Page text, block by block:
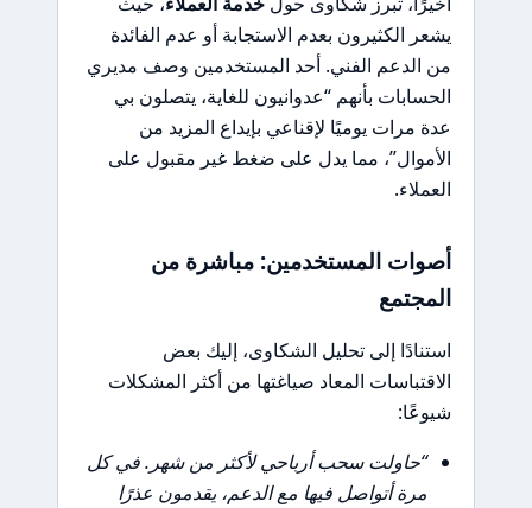
يشعر الكثيرون بعدم الاستجابة أو عدم الفائدة
من الدعم الفني. أحد المستخدمين وصف مديري
الحسابات بأنهم “عدوانيون للغاية، يتصلون بي
عدة مرات يوميًا لإقناعي بإيداع المزيد من
الأموال”، مما يدل على ضغط غير مقبول على
العملاء.
أصوات المستخدمين: مباشرة من
المجتمع
استنادًا إلى تحليل الشكاوى، إليك بعض
الاقتباسات المعاد صياغتها من أكثر المشكلات
شيوعًا:
“حاولت سحب أرباحي لأكثر من شهر. في كل
مرة أتواصل فيها مع الدعم، يقدمون عذرًا